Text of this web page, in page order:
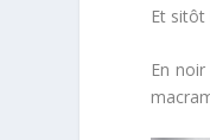
Et
En